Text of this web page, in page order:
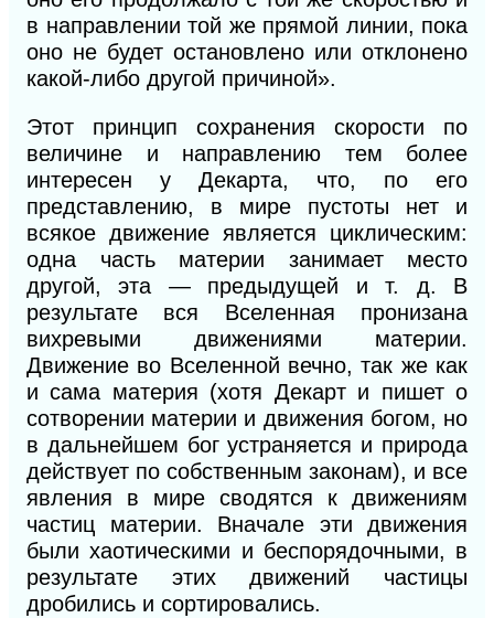
в направлении той же прямой линии, пока
оно не будет остановлено или отклонено
какой-либо другой причиной».
Этот принцип сохранения скорости по
величине и направлению тем более
интересен у Декарта, что, по его
представлению, в мире пустоты нет и
всякое движение является циклическим:
одна часть материи занимает место
другой, эта — предыдущей и т. д. В
результате вся Вселенная пронизана
вихревыми движениями материи.
Движение во Вселенной вечно, так же как
и сама материя (хотя Декарт и пишет о
сотворении материи и движения богом, но
в дальнейшем бог устраняется и природа
действует по собственным законам), и все
явления в мире сводятся к движениям
частиц материи. Вначале эти движения
были хаотическими и беспорядочными, в
результате этих движений частицы
дробились и сортировались.